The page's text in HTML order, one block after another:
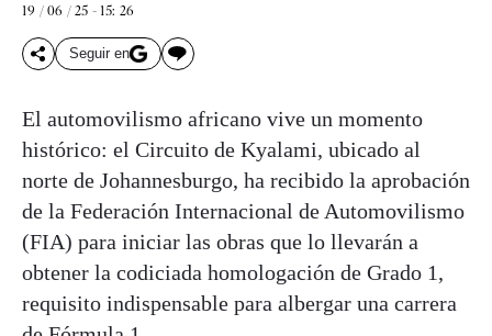
19 / 06 / 25 - 15: 26
Seguir en
El automovilismo africano vive un momento
histórico: el Circuito de Kyalami, ubicado al
norte de Johannesburgo, ha recibido la aprobación
de la Federación Internacional de Automovilismo
(FIA) para iniciar las obras que lo llevarán a
obtener la codiciada homologación de Grado 1,
requisito indispensable para albergar una carrera